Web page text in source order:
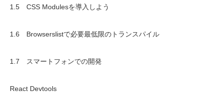
1.5 CSS Modulesを導入しよう
1.6 Browserslistで必要最低限のトランスパイル
1.7 スマートフォンでの開発
React Devtools